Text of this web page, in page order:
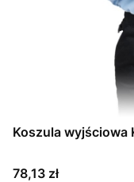
Koszula wyjściowa
Cena
78,13 zł